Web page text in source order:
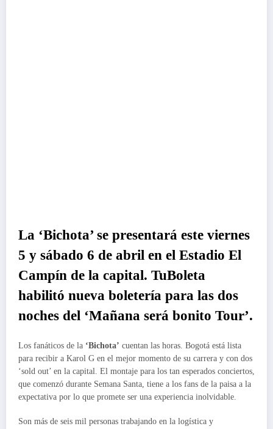
La ‘Bichota’ se presentará este viernes
5 y sábado 6 de abril en el Estadio El
Campín de la capital. TuBoleta
habilitó nueva boletería para las dos
noches del ‘Mañana será bonito Tour’.
Los fanáticos de la ‘Bichota’ cuentan las horas. Bogotá está lista
para recibir a Karol G en el mejor momento de su carrera y con dos
‘sold out’ en la capital. El montaje para los tan esperados conciertos,
que comenzó durante Semana Santa, tiene a los fans de la paisa a la
expectativa por lo que promete ser una experiencia inolvidable.
Son más de seis mil personas trabajando en la logística y